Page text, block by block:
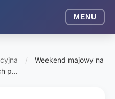
MENU
/
Weekend majowy na
p...